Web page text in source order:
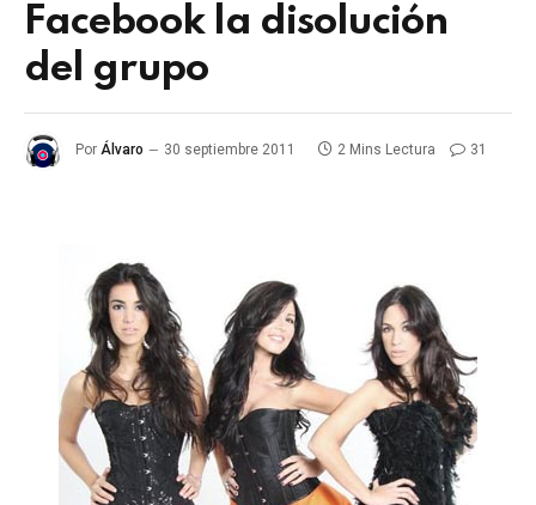
Facebook la disolución
del grupo
Por Álvaro 30 septiembre 2011 2 Mins Lectura 31